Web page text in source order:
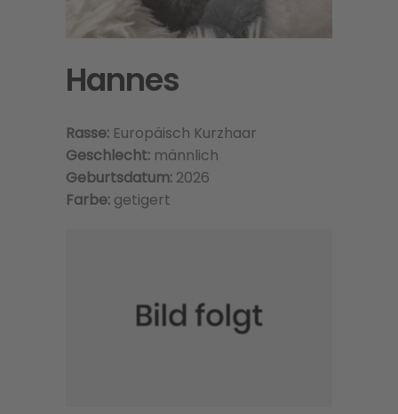
Hannes
Rasse: Europäisch Kurzhaar
Geschlecht: männlich
Geburtsdatum: 2026
Farbe: getigert